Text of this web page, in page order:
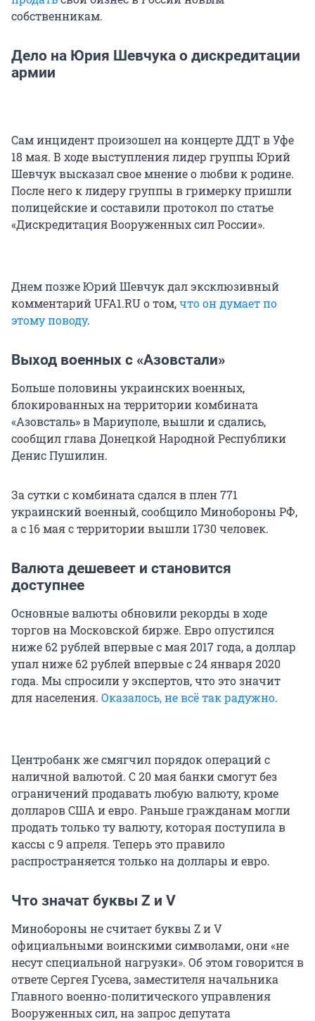
собственникам.
Дело на Юрия Шевчука о дискредитации
армии
Сам инцидент произошел на концерте ДДТ в Уфе
18 мая. В ходе выступления лидер группы Юрий
Шевчук высказал свое мнение о любви к родине.
После него к лидеру группы в гримерку пришли
полицейские и составили протокол по статье
«Дискредитация Вооруженных сил России».
Днем позже Юрий Шевчук дал эксклюзивный
комментарий UFA1.RU о том,что он думает по
этому поводу.
Выход военных с «Азовстали»
Больше половины украинских военных,
блокированных на территории комбината
«Азовсталь» в Мариуполе, вышли и сдались,
сообщил глава Донецкой Народной Республики
Денис Пушилин.
За сутки с комбината сдался в плен 771
украинский военный, сообщило Минобороны РФ,
а с 16 мая с территории вышли 1730 человек.
Валюта дешевеет и становится
доступнее
Основные валюты обновили рекорды в ходе
торгов на Московской бирже. Евро опустился
ниже 62 рублей впервые с мая 2017 года, а доллар
упал ниже 62 рублей впервые с 24 января 2020
года. Мы спросили у экспертов, что это значит
для населения. Оказалось, не всё так радужно.
Центробанк же смягчил порядок операций с
наличной валютой. С 20 мая банки смогут без
ограничений продавать любую валюту, кроме
долларов США и евро. Раньше гражданам могли
продать только ту валюту, которая поступила в
кассы с 9 апреля. Теперь это правило
распространяется только на доллары и евро.
Что значат буквы Z и V
Минобороны не считает буквы Z и V
официальными воинскими символами, они «не
несут специальной нагрузки». Об этом говорится в
ответе Сергея Гусева, заместителя начальника
Главного военно-политического управления
Вооруженных сил, на запрос депутата